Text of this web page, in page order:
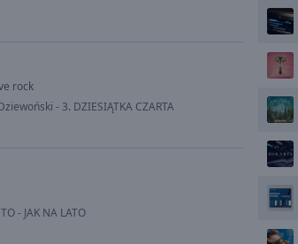
rock
- 3. DZIESIĄTKA CZARTA
- JAK NA LATO